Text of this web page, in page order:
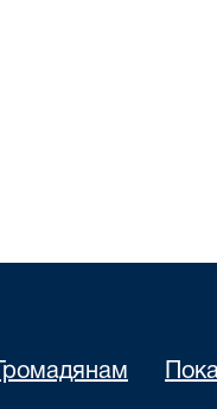
Громадянам